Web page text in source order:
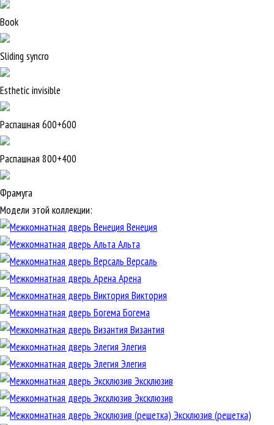
Book
Sliding syncro
Esthetic invisible
Распашная 600+600
Распашная 800+400
Фрамуга
Модели этой коллекции:
Венеция
Альта
Версаль
Арена
Виктория
Богема
Византия
Элегия
Элегия
Эксклюзив
Эксклюзив
Эксклюзив (решетка)